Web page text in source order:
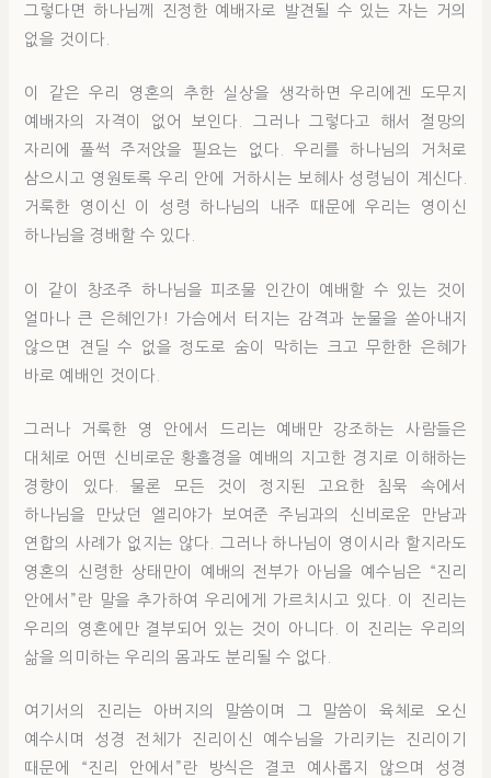
그렇다면 하나님께 진정한 예배자로 발견될 수 있는 자는 거의
없을 것이다.
이 같은 우리 영혼의 추한 실상을 생각하면 우리에겐 도무지
예배자의 자격이 없어 보인다. 그러나 그렇다고 해서 절망의
자리에 풀썩 주저앉을 필요는 없다. 우리를 하나님의 거처로
삼으시고 영원토록 우리 안에 거하시는 보혜사 성령님이 계신다.
거룩한 영이신 이 성령 하나님의 내주 때문에 우리는 영이신
하나님을 경배할 수 있다.
이 같이 창조주 하나님을 피조물 인간이 예배할 수 있는 것이
얼마나 큰 은혜인가! 가슴에서 터지는 감격과 눈물을 쏟아내지
않으면 견딜 수 없을 정도로 숨이 막히는 크고 무한한 은혜가
바로 예배인 것이다.
그러나 거룩한 영 안에서 드리는 예배만 강조하는 사람들은
대체로 어떤 신비로운 황홀경을 예배의 지고한 경지로 이해하는
경향이 있다. 물론 모든 것이 정지된 고요한 침묵 속에서
하나님을 만났던 엘리야가 보여준 주님과의 신비로운 만남과
연합의 사례가 없지는 않다. 그러나 하나님이 영이시라 할지라도
영혼의 신령한 상태만이 예배의 전부가 아님을 예수님은 “진리
안에서”란 말을 추가하여 우리에게 가르치시고 있다. 이 진리는
우리의 영혼에만 결부되어 있는 것이 아니다. 이 진리는 우리의
삶을 의미하는 우리의 몸과도 분리될 수 없다.
여기서의 진리는 아버지의 말씀이며 그 말씀이 육체로 오신
예수시며 성경 전체가 진리이신 예수님을 가리키는 진리이기
때문에 “진리 안에서”란 방식은 결코 예사롭지 않으며 성경